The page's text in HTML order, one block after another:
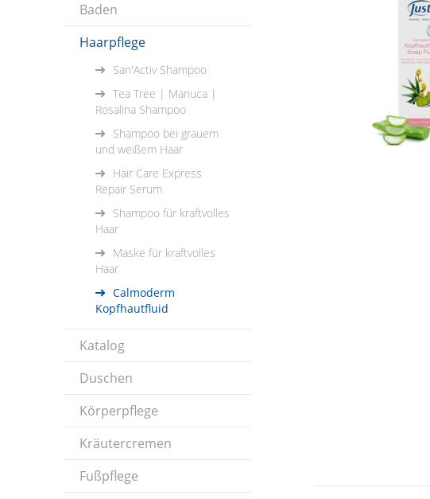
Baden
Haarpflege
San'Activ Shampoo
Tea Tree | Manuca |
Rosalina Shampoo
Shampoo bei grauem
und weißem Haar
Hair Care Express
Repair Serum
Shampoo für kraftvolles
Haar
Maske für kraftvolles
Haar
Calmoderm
Kopfhautfluid
Katalog
Duschen
Körperpflege
Kräutercremen
Fußpflege